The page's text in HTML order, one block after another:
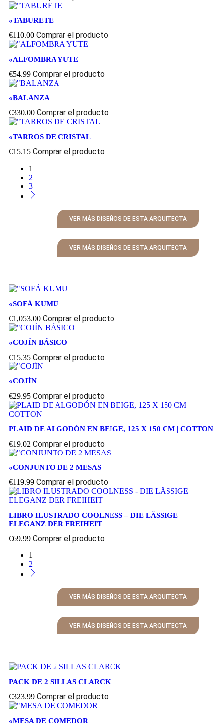
«TABURETE
€110.00 Comprar el producto
«ALFOMBRA YUTE
€54.99 Comprar el producto
«BALANZA
€330.00 Comprar el producto
«TARROS DE CRISTAL
€15.15 Comprar el producto
1
2
3
VER MÁS DISEÑOS DE ESTA ARQUITECTA
VER MÁS DISEÑOS DE ESTA ARQUITECTA
«SOFÁ KUMU
€1,053.00 Comprar el producto
«COJÍN BÁSICO
€15.35 Comprar el producto
«COJÍN
€29.95 Comprar el producto
PLAID DE ALGODÓN EN BEIGE, 125 X 150 CM | COTTON
€19.02 Comprar el producto
«CONJUNTO DE 2 MESAS
€119.99 Comprar el producto
LIBRO ILUSTRADO COOLNESS – DIE LÄSSIGE
ELEGANZ DER FREIHEIT
€69.99 Comprar el producto
1
2
VER MÁS DISEÑOS DE ESTA ARQUITECTA
VER MÁS DISEÑOS DE ESTA ARQUITECTA
PACK DE 2 SILLAS CLARCK
€323.99 Comprar el producto
«MESA DE COMEDOR